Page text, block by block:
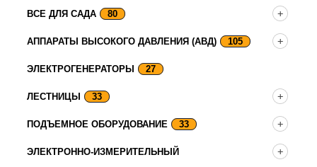
ВСЕ ДЛЯ САДА 80
АППАРАТЫ ВЫСОКОГО ДАВЛЕНИЯ (АВД) 105
ЭЛЕКТРОГЕНЕРАТОРЫ 27
ЛЕСТНИЦЫ 33
ПОДЪЕМНОЕ ОБОРУДОВАНИЕ 33
ЭЛЕКТРОННО-ИЗМЕРИТЕЛЬНЫЙ